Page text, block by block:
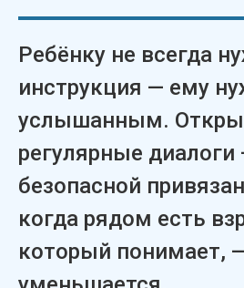
Ребёнку не всегда
инструкция — ему
услышанным.
регулярные диалоги
безопасной
когда рядом есть
который понимает,